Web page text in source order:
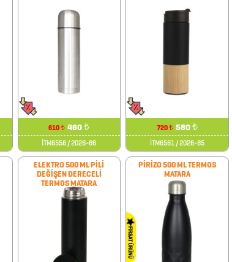
610₺ 460₺
İTM6556 / 2026-86
720₺ 580 ₺
İTM6561 / 2026-85
ELEKTRO 500 ML PİLİ
DEĞİŞEN DERECELİ
TERMOS MATARA
PİRİZO 500 ML TERMOS
MATARA